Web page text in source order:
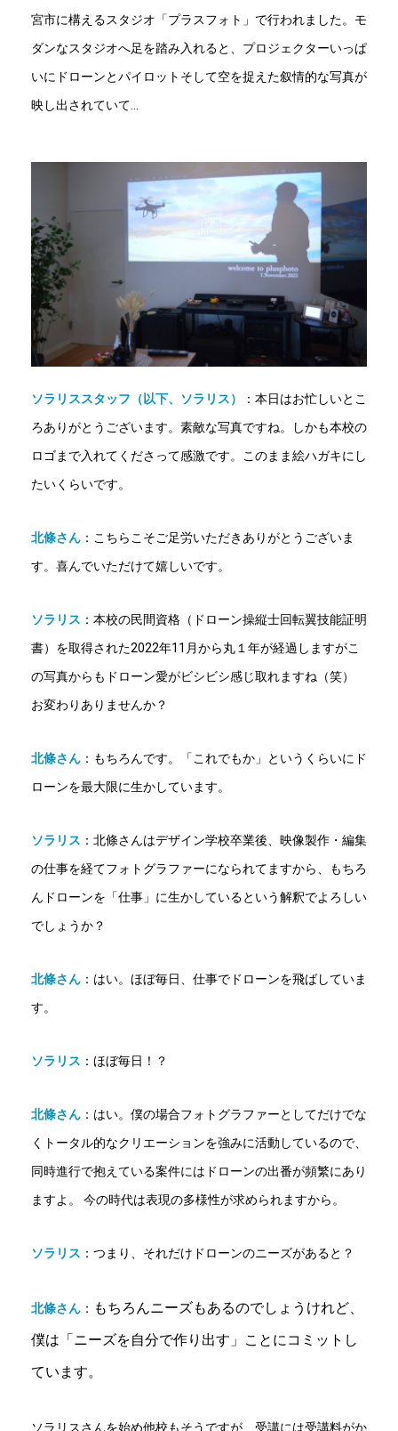
宮市に構えるスタジオ「プラスフォト」で行われました。モ
ダンなスタジオへ足を踏み入れると、プロジェクターいっぱ
いにドローンとパイロットそして空を捉えた叙情的な写真が
映し出されていて…
ソラリススタッフ（以下、ソラリス） ： 本日はお忙しいとこ
ろありがとうございます。素敵な写真ですね。しかも本校の
ロゴまで入れてくださって感激です。このまま絵ハガキにし
たいくらいです。
北條さん ： こちらこそご足労いただきありがとうございま
す。喜んでいただけて嬉しいです。
ソラリス ：本校の民間資格（ドローン操縦士回転翼技能証明
書）を取得された2022年11月から丸１年が経過しますがこ
の写真からもドローン愛がビシビシ感じ取れますね（笑）
お変わりありませんか？
北條さん ： もちろんです。「これでもか」というくらいにド
ローンを最大限に生かしています。
ソラリス ： 北條さんはデザイン学校卒業後、映像製作・編集
の仕事を経てフォトグラファーになられてますから、もちろ
んドローンを「仕事」に生かしているという解釈でよろしい
でしょうか？
北條さん ： はい。ほぼ毎日、仕事でドローンを飛ばしていま
す。
ソラリス ：ほぼ毎日！？
北條さん ： はい。僕の場合フォトグラファーとしてだけでな
くトータル的なクリエーションを強みに活動しているので、
同時進行で抱えている案件にはドローンの出番が頻繁にあり
ますよ。 今の時代は表現の多様性が求められますから。
ソラリス ： つまり、それだけドローンのニーズがあると？
北條さん ： もちろんニーズもあるのでしょうけれど、
僕は「ニーズを自分で作り出す」ことにコミットし
ています。
ソラリスさんを始め他校もそうですが、受講には受講料がか